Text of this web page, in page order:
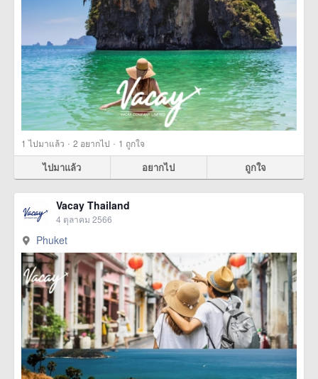
1 ไปมาแล้ว · 2 อยากไป · 1 ถูกใจ
ไปมาแล้ว อยากไป ถูกใจ
Vacay Thailand
4 ตุลาคม 2566
Phuket